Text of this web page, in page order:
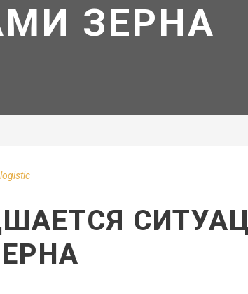
ЗЕРНА